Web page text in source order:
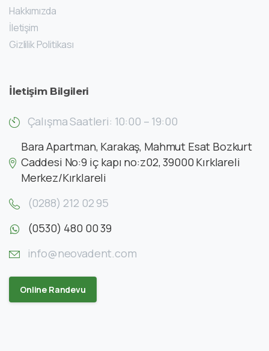
Hakkımızda
İletişim
Gizlilik Politikası
İletişim Bilgileri
Çalışma Saatleri: 10:00 – 19:00
Bara Apartman, Karakaş, Mahmut Esat Bozkurt
Caddesi No:9 iç kapı no:z02, 39000 Kırklareli
Merkez/Kırklareli
(0288) 212 02 95
(0530) 480 00 39
info@neovadent.com
Online Randevu